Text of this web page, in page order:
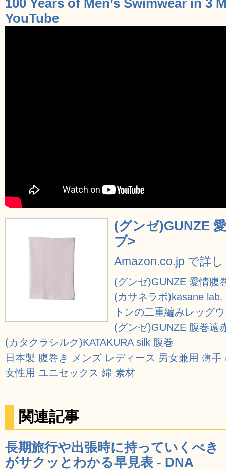
100 Years of Men’s Swimwear in 3
YouTube
(グンゼ)GUNZE
ブ>
Amazon.co.jp で詳
(グンゼ)GUNZE 愛情腹
(カサネラボ)kasane
トンの二重編みレッグ
(グンゼ)GUNZE 腹巻遠
(カタクラシルク)KATAKURA silk 腹巻
日本製 腹巻き メンズ レディース 男女兼用 薄
女性用 ユニセックス 綿 素材
関連記事
長期旅行や出張時に持っていくべき
がサクッとわかる早見表 - DNA